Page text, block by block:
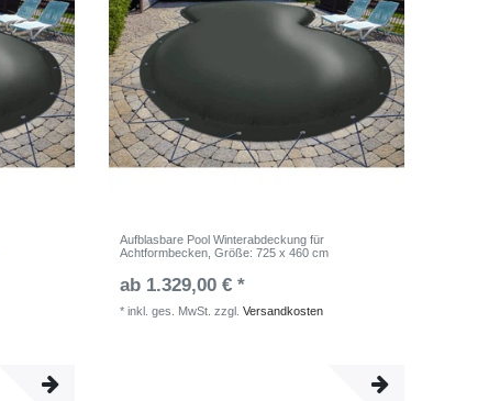
Aufblasbare Pool Winterabdeckung für
Achtformbecken , Größe: 725 x 460 cm
ab 1.329,00 € *
*inkl. ges. MwSt. zzgl.Versandkosten